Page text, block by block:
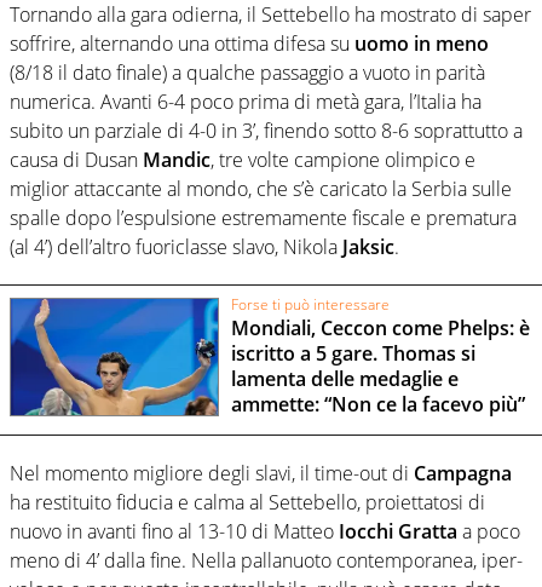
Tornando alla gara odierna, il Settebello ha mostrato di saper
soffrire, alternando una ottima difesa su uomo in meno
(8/18 il dato finale) a qualche passaggio a vuoto in parità
numerica. Avanti 6-4 poco prima di metà gara, l’Italia ha
subito un parziale di 4-0 in 3’, finendo sotto 8-6 soprattutto a
causa di Dusan Mandic, tre volte campione olimpico e
miglior attaccante al mondo, che s’è caricato la Serbia sulle
spalle dopo l’espulsione estremamente fiscale e prematura
(al 4’) dell’altro fuoriclasse slavo, Nikola Jaksic.
Forse ti può interessare
Mondiali, Ceccon come Phelps: è
iscritto a 5 gare. Thomas si
lamenta delle medaglie e
ammette: “Non ce la facevo più”
Nel momento migliore degli slavi, il time-out di Campagna
ha restituito fiducia e calma al Settebello, proiettatosi di
nuovo in avanti fino al 13-10 di Matteo Iocchi Gratta a poco
meno di 4’ dalla fine. Nella pallanuoto contemporanea, iper-